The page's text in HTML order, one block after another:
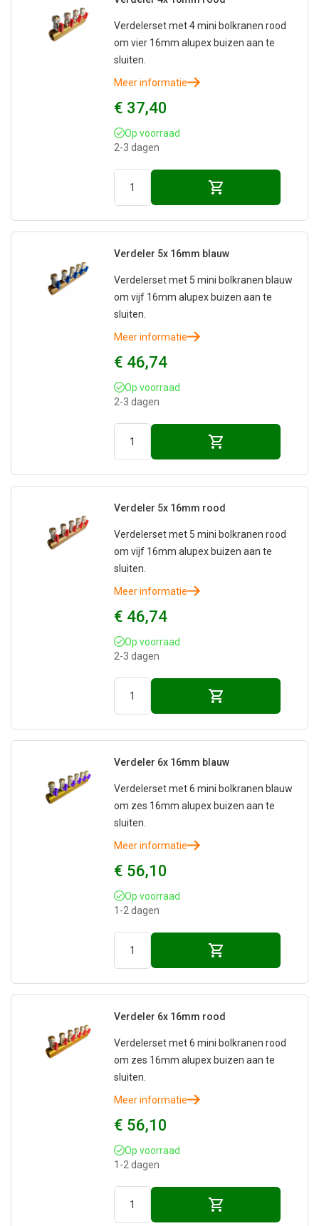
Verdelerset met 4 mini bolkranen rood
om vier 16mm alupex buizen aan te
sluiten.
Meer informatie
€ 37,40
Op voorraad
2-3 dagen
Verdeler 5x 16mm blauw
Verdelerset met 5 mini bolkranen blauw
om vijf 16mm alupex buizen aan te
sluiten.
Meer informatie
€ 46,74
Op voorraad
2-3 dagen
Verdeler 5x 16mm rood
Verdelerset met 5 mini bolkranen rood
om vijf 16mm alupex buizen aan te
sluiten.
Meer informatie
€ 46,74
Op voorraad
2-3 dagen
Verdeler 6x 16mm blauw
Verdelerset met 6 mini bolkranen blauw
om zes 16mm alupex buizen aan te
sluiten.
Meer informatie
€ 56,10
Op voorraad
1-2 dagen
Verdeler 6x 16mm rood
Verdelerset met 6 mini bolkranen rood
om zes 16mm alupex buizen aan te
sluiten.
Meer informatie
€ 56,10
Op voorraad
1-2 dagen